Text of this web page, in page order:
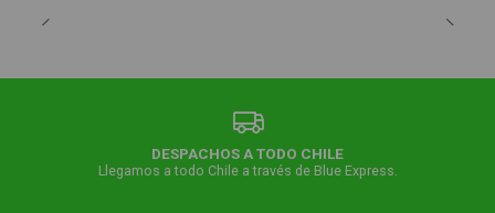
DESPACHOS A TODO CHILE
Llegamos a todo Chile a través de Blue Express.